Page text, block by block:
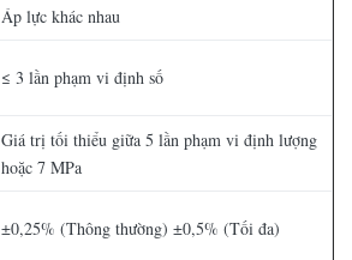
Áp lực khác nhau
≤ 3 lần phạm vi định số
Giá trị tối thiểu giữa 5 lần phạm vi định lượng
hoặc 7 MPa
±0,25% (Thông thường) ±0,5% (Tối đa)